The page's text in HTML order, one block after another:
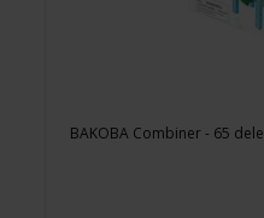
BAKOBA Combiner - 65 dele